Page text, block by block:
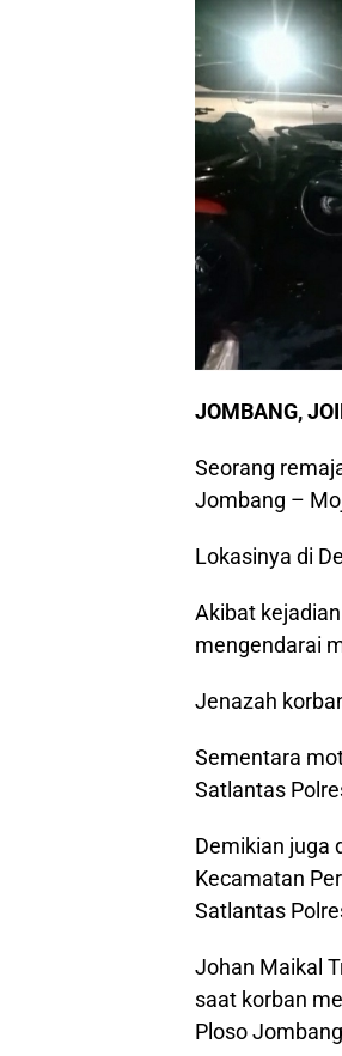
JOMBANG,
Seorang
Jombang –
Lokasinya di
Akibat
mengendarai
Jenazah
Sementara
Satlantas
Demikian juga
Kecamatan
Satlantas
Johan Maikal
saat korban
Ploso